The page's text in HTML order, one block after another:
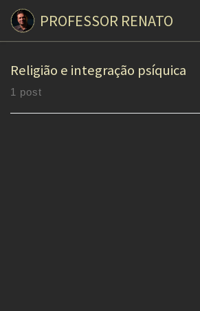
Skip to content
PROFESSOR RENATO
Religião e integração psíquica
1 post